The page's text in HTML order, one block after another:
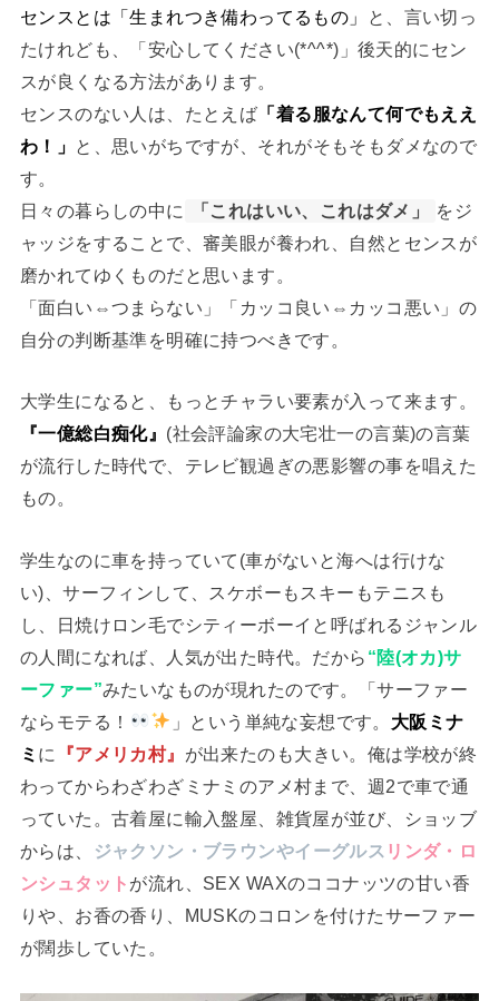
センスとは「生まれつき備わってるもの」
と、言い切っ
たけれども、「安心してください(*^^*)」後天的にセン
スが良くなる方法があります。
センスのない人は、たとえば 「着る服なんて何でもええ
わ！」 と、思いがちですが、それがそもそもダメなので
す。
日々の暮らしの中に
「これはいい、これはダメ」
をジ
ャッジをすることで、審美眼が養われ、自然とセンスが
磨かれてゆくものだと思います。
「面白い⇔つまらない」「カッコ良い⇔カッコ悪い」の
自分の判断基準を明確に持つべきです。
大学生になると、もっとチャラい要素が入って来ます。
『一億総白痴化』 (社会評論家の大宅壮一の言葉)の言葉
が流行した時代で、テレビ観過ぎの悪影響の事を唱えた
もの。
学生なのに車を持っていて(車がないと海へは行けな
い)、サーフィンして、スケボーもスキーもテニスも
し、日焼けロン毛でシティーボーイと呼ばれるジャンル
の人間になれば、人気が出た時代。だから “陸(オカ)サ
ーファー”みたいなものが現れたのです。「サーファー
ならモテる！
」という単純な妄想です。 大阪ミナ
ミ に 『アメリカ村』 が出来たのも大きい。俺は学校が終
わってからわざわざミナミのアメ村まで、週2で車で通
っていた。古着屋に輸入盤屋、雑貨屋が並び、ショッブ
からは、
ジャクソン・ブラウンやイーグルス リンダ・ロ
ンシュタット が流れ、SEX WAXのココナッツの甘い香
りや、お香の香り、MUSKのコロンを付けたサーファー
が闊歩していた。